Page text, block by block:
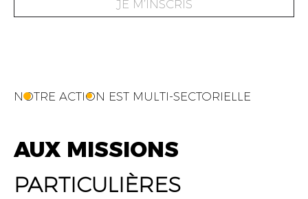
JE M’INSCRIS
NOTRE ACTION EST MULTI-SECTORIELLE
AUX MISSIONS
PARTICULIÈRES